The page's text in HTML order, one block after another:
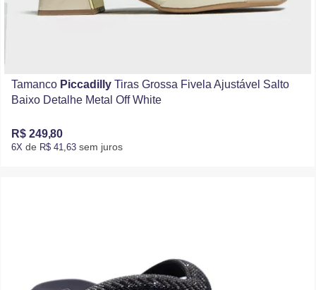
Tamanco Piccadilly Tiras Grossa Fivela Ajustável Salto
Baixo Detalhe Metal Off White
R$ 249,80
6X de R$ 41,63 sem juros